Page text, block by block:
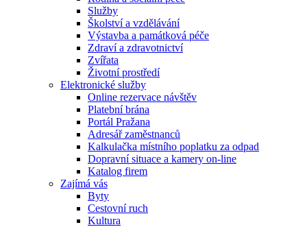
Služby
Školství a vzdělávání
Výstavba a památková péče
Zdraví a zdravotnictví
Zvířata
Životní prostředí
Elektronické služby
Online rezervace návštěv
Platební brána
Portál Pražana
Adresář zaměstnanců
Kalkulačka místního poplatku za odpad
Dopravní situace a kamery on-line
Katalog firem
Zajímá vás
Byty
Cestovní ruch
Kultura